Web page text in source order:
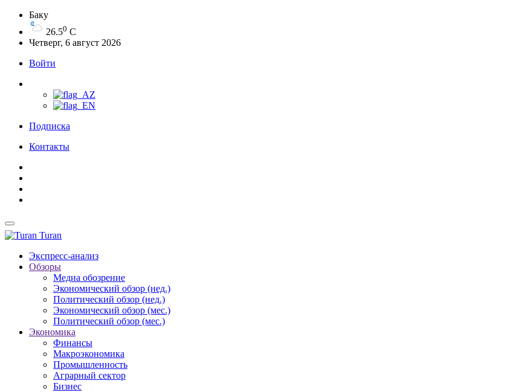
Баку
26.50 C
Четверг, 6 август 2026
Войти
Подписка
Контакты
Turan
Экспресс-анализ
Обзоры
Медиа обозрение
Экономический обзор (нед.)
Политический обзор (нед.)
Экономический обзор (мес.)
Политический обзор (мес.)
Экономика
Финансы
Макроэкономика
Промышленность
Аграрный сектор
Бизнес